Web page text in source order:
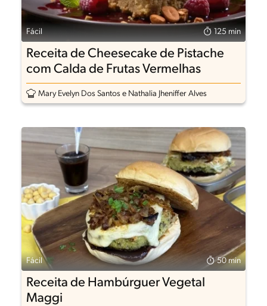
Fácil 125 min
Receita de Cheesecake de Pistache
com Calda de Frutas Vermelhas
Mary Evelyn Dos Santos e Nathalia Jheniffer Alves
Fácil 50 min
Receita de Hambúrguer Vegetal
Maggi